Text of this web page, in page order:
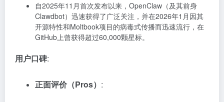
自2025年11月首次发布以来，OpenClaw（及其前身
Clawdbot）迅速获得了广泛关注，并在2026年1月因其
开源特性和Moltbook项目的病毒式传播而迅速流行，在
GitHub上曾获得超过60,000颗星标。
用户口碑:
正面评价（Pros） :